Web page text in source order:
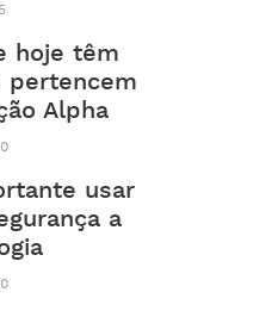
hoje têm
pertencem
Alpha
usar
a